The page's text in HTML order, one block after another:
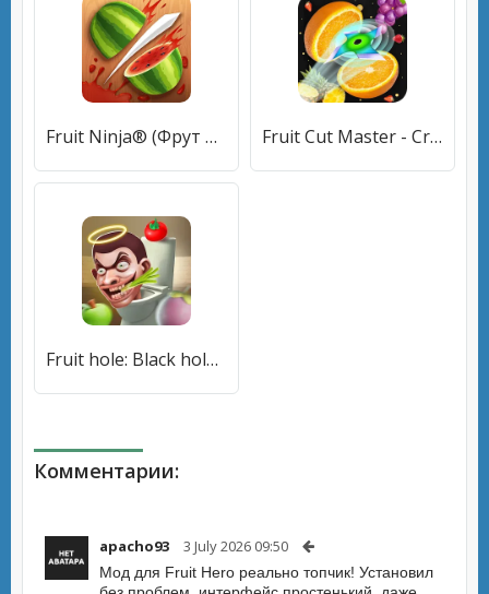
Fruit Ninja® (Фрут Ниндзя) [МОД Premium] APK Android Fruit Cut Master - Crazy Slash (Фрут Кат Мастер) [МОД Меню] APK Android
Fruit hole: Black hole (Фрут хол) [МОД Premium] APK Android
Комментарии:
apacho93 3 July 2026 09:50
Мод для Fruit Hero реально топчик! Установил